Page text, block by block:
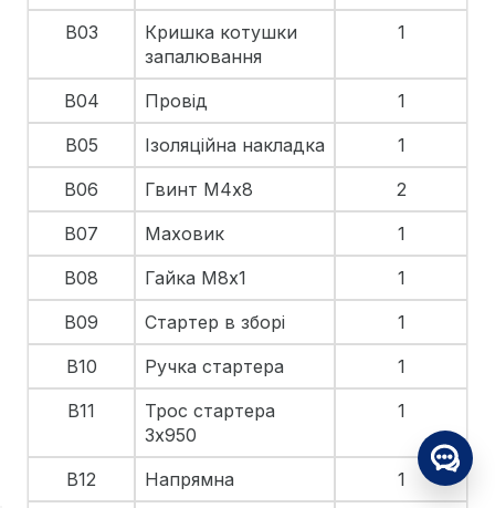
B03
Кришка котушки
запалювання
1
B04 Провід
1
B05
Ізоляційна накладка
1
B06
Гвинт М4х8
2
B07
Маховик
1
B08
Гайка М8х1
1
B09
Стартер в зборі
1
B10
Ручка стартера
1
B11
Трос стартера
3х950
1
B12 Напрямна 1